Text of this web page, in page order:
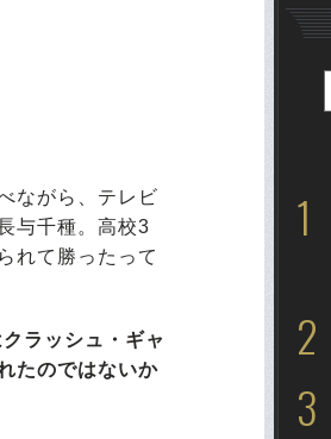
ながら、テレビ
与千種。高校3
れて勝ったって
ラッシュ・ギャ
たのではないか